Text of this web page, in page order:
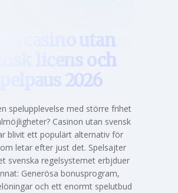
casino utan
licens och
Spelpaus 2026
spelupplevelse med större frihet
Casinon utan svensk
blivit ett populärt alternativ för
letar efter just det. Spelsajter
svenska regelsystemet erbjduer
Generösa bonusprogram,
och ett enormt spelutbud